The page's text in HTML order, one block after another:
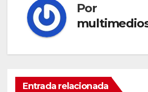
Por
Entrada relacionada